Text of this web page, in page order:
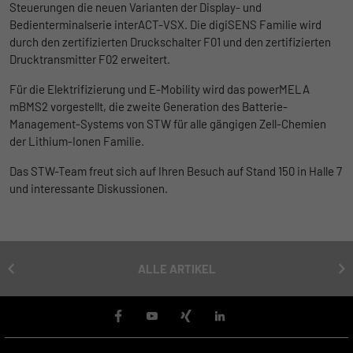
Steuerungen die neuen Varianten der Display- und
Bedienterminalserie interACT-VSX. Die digiSENS Familie wird
durch den zertifizierten Druckschalter F01 und den zertifizierten
Drucktransmitter F02 erweitert.
Für die Elektrifizierung und E-Mobility wird das powerMELA
mBMS2 vorgestellt, die zweite Generation des Batterie-
Management-Systems von STW für alle gängigen Zell-Chemien
der Lithium-Ionen Familie.
Das STW-Team freut sich auf Ihren Besuch auf Stand 150 in Halle 7
und interessante Diskussionen.
ALLE ARTIKEL
Zweck
Registriert eine eindeutige ID, die
verwendet wird, um statistische Daten
dazu, wie der Besucher die Website nutzt,
zu generieren.
Name _gat
Anbieter Google
Laufzeit 1 Tag
Websites mit hohem Datenverkehr zu
Name _gid
Ohne diese Einbindung können die Jobangebote nicht
dargestellt werden.
Name _bms_session
Anbieter Empfehlungsbund
Laufzeit 1 Jahr
Zweck
die Session des Besuchers für Bewerbungs-
und Empfehlungsfunktionen zu speichern.
Cookie-Informationen anzeigen
LinkedIn/Marketing
Das LinkedIn Insight Tag wird verwendet, um Besuche und
Aktionen auf unserer Website nachzuverfolgen. Die Daten
und interessenbasierte Werbung auf LinkedIn anzuzeigen.
6 Monate
Verwendung von Cookies für nicht
wesentliche Zwecke.